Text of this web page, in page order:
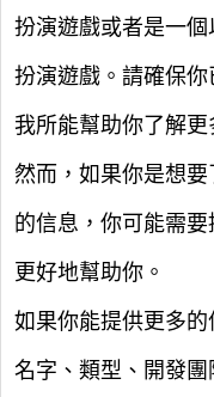
扮演遊戲或者是一
扮演遊戲。請確保
我所能幫助你了解更
然而，如果你是想
的信息，你可能需
更好地幫助你。
如果你能提供更多
名字、類型、開發